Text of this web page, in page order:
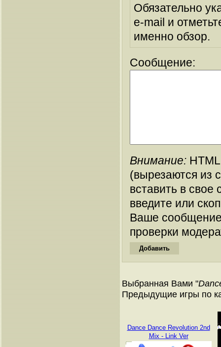
Обязательно
e-mail и
именно обзор.
Сообщение:
Внимание:
(вырезаются из
вставить в
введите или
Ваше
проверки
Выбранная Вами "
Предыдущие игры по
Dance Dance Revolution 2nd
Mix - Link Ver